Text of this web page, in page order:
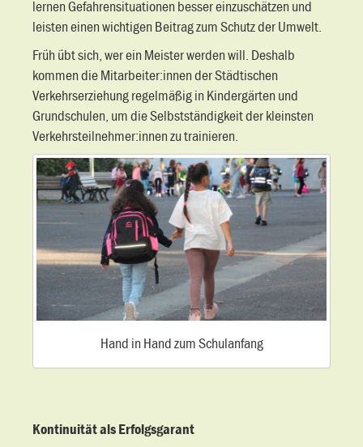
lernen Gefahrensituationen besser einzuschätzen und
leisten einen wichtigen Beitrag zum Schutz der Umwelt.
Früh übt sich, wer ein Meister werden will. Deshalb
kommen die Mitarbeiter:innen der Städtischen
Verkehrserziehung regelmäßig in Kindergärten und
Grundschulen, um die Selbstständigkeit der kleinsten
Verkehrsteilnehmer:innen zu trainieren.
Hand in Hand zum Schulanfang
Kontinuität als Erfolgsgarant